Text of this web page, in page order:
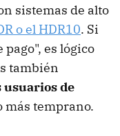
sistemas de alto
o el HDR10. Si
es lógico
también
usuarios de
más temprano.